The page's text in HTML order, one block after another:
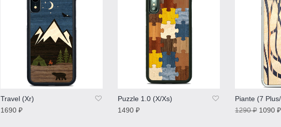
Travel (Xr)
1690 ₽
Puzzle 1.0 (X/Xs)
1490 ₽
Piante (7
1290₽ 1090 ₽